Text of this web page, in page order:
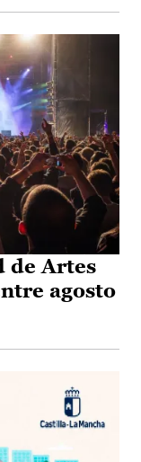
de Artes
agosto